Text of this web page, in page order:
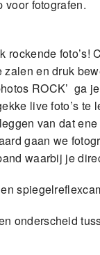
voor fotografen.
rockende
en druk
ROCK’ ga
live foto’s
van dat
gaan we
waarbij je
onderscheid